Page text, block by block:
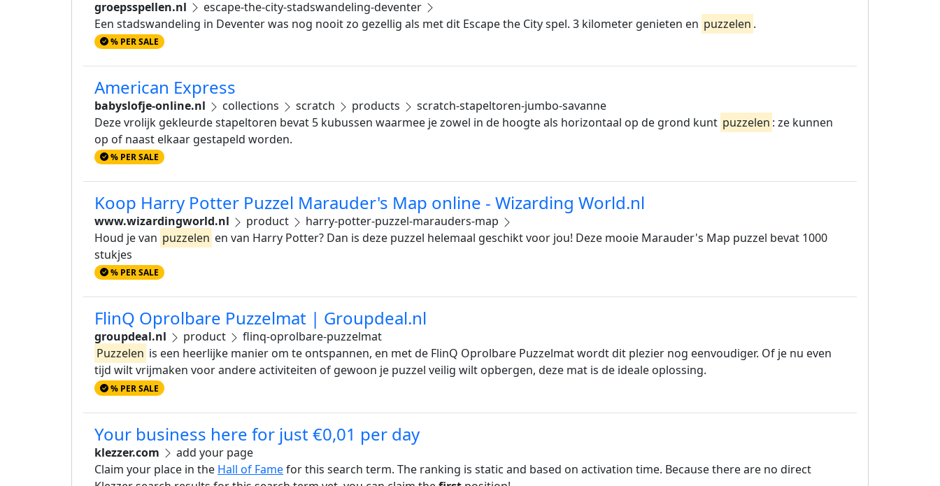
groepsspellen.nl
escape-the-city-stadswandeling-deventer
Een stadswandeling in Deventer was nog nooit zo gezellig als met dit Escape the City spel. 3 kilometer genieten en puzzelen .
% PER SALE
American Express
babyslofje-online.nl collections scratch products
scratch-stapeltoren-jumbo-savanne
Deze vrolijk gekleurde stapeltoren bevat 5 kubussen waarmee je zowel in de hoogte als horizontaal op de grond kunt puzzelen : ze kunnen
op of naast elkaar gestapeld worden.
% PER SALE
Koop Harry Potter Puzzel Marauder's Map online - Wizarding World.nl
www.wizardingworld.nl product
harry-potter-puzzel-marauders-map
Houd je van puzzelen en van Harry Potter? Dan is deze puzzel helemaal geschikt voor jou! Deze mooie Marauder's Map puzzel bevat 1000
stukjes
% PER SALE
FlinQ Oprolbare Puzzelmat | Groupdeal.nl
groupdeal.nl product
flinq-oprolbare-puzzelmat
Puzzelen is een heerlijke manier om te ontspannen, en met de FlinQ Oprolbare Puzzelmat wordt dit plezier nog eenvoudiger. Of je nu even
tijd wilt vrijmaken voor andere activiteiten of gewoon je puzzel veilig wilt opbergen, deze mat is de ideale oplossing.
% PER SALE
Your business here for just €0,01 per day
klezzer.com
add your page
Claim your place in the Hall of Famefor this search term. The ranking is static and based on activation time. Because there are no direct